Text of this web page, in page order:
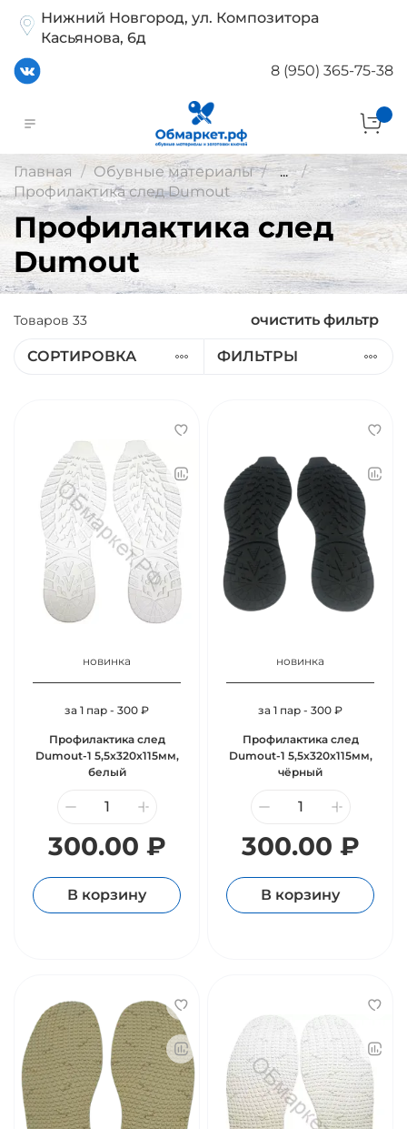
Нижний Новгород, ул. Композитора
Касьянова, 6д
8 (950) 365-75-38
Главная Обувные материалы
...
Профилактика след Dumout
Профилактика след
Dumout
Товаров 33 очистить фильтр
СОРТИРОВКА ФИЛЬТРЫ
новинка
за 1 пар - 300 ₽
Профилактика след
Dumout-1 5,5х320х115мм,
белый
300.00 ₽
В корзину
новинка
за 1 пар - 300 ₽
Профилактика след
Dumout-1 5,5х320х115мм,
чёрный
300.00 ₽
В корзину